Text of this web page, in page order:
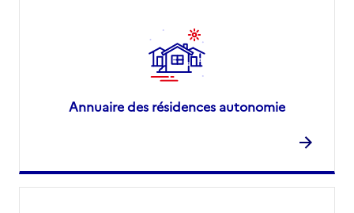
Annuaire des résidences autonomie